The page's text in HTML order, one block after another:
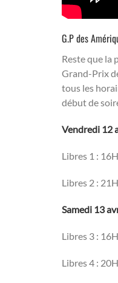
G.P des
Reste que la
Grand-Prix
tous les
début de
Vendredi 12
Libres 1 :
Libres 2 :
Samedi 13
Libres 3 :
Libres 4 :